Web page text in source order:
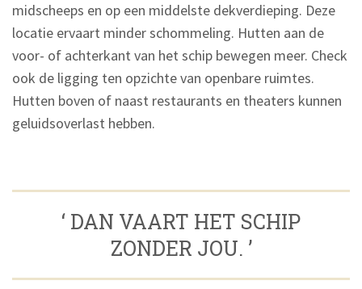
midscheeps en op een middelste dekverdieping. Deze
locatie ervaart minder schommeling. Hutten aan de
voor- of achterkant van het schip bewegen meer. Check
ook de ligging ten opzichte van openbare ruimtes.
Hutten boven of naast restaurants en theaters kunnen
geluidsoverlast hebben.
‘ DAN VAART HET SCHIP
ZONDER JOU. ’